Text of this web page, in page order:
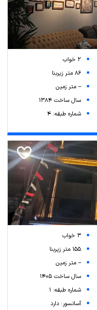
2 خواب
86 متر زیربنا
-- متر زمین
سال ساخت 1384
شماره طبقه: 4
3 خواب
155 متر زیربنا
-- متر زمین
سال ساخت 1405
شماره طبقه: 1
آسانسور: دارد